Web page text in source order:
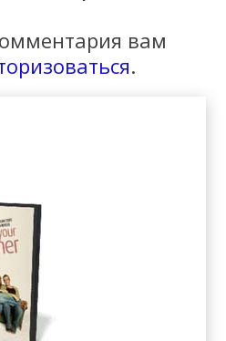
вам
.